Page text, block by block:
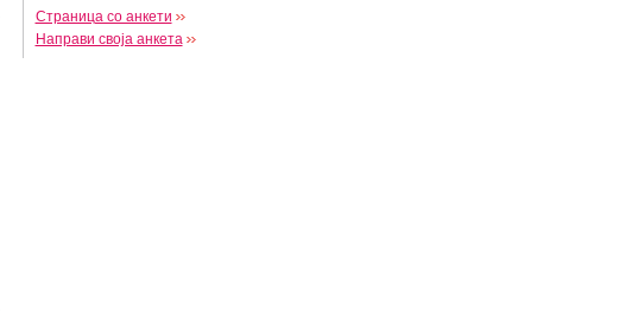
Страница со анкети
Направи своја анкета